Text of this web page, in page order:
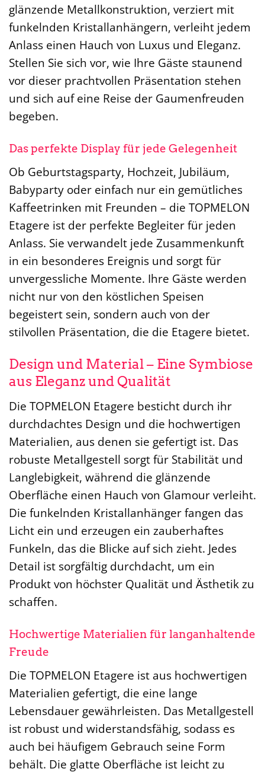
glänzende Metallkonstruktion, verziert mit
funkelnden Kristallanhängern, verleiht jedem
Anlass einen Hauch von Luxus und Eleganz.
Stellen Sie sich vor, wie Ihre Gäste staunend
vor dieser prachtvollen Präsentation stehen
und sich auf eine Reise der Gaumenfreuden
begeben.
Das perfekte Display für jede Gelegenheit
Ob Geburtstagsparty, Hochzeit, Jubiläum,
Babyparty oder einfach nur ein gemütliches
Kaffeetrinken mit Freunden – die TOPMELON
Etagere ist der perfekte Begleiter für jeden
Anlass. Sie verwandelt jede Zusammenkunft
in ein besonderes Ereignis und sorgt für
unvergessliche Momente. Ihre Gäste werden
nicht nur von den köstlichen Speisen
begeistert sein, sondern auch von der
stilvollen Präsentation, die die Etagere bietet.
Design und Material – Eine Symbiose
aus Eleganz und Qualität
Die TOPMELON Etagere besticht durch ihr
durchdachtes Design und die hochwertigen
Materialien, aus denen sie gefertigt ist. Das
robuste Metallgestell sorgt für Stabilität und
Langlebigkeit, während die glänzende
Oberfläche einen Hauch von Glamour verleiht.
Die funkelnden Kristallanhänger fangen das
Licht ein und erzeugen ein zauberhaftes
Funkeln, das die Blicke auf sich zieht. Jedes
Detail ist sorgfältig durchdacht, um ein
Produkt von höchster Qualität und Ästhetik zu
schaffen.
Hochwertige Materialien für langanhaltende
Freude
Die TOPMELON Etagere ist aus hochwertigen
Materialien gefertigt, die eine lange
Lebensdauer gewährleisten. Das Metallgestell
ist robust und widerstandsfähig, sodass es
auch bei häufigem Gebrauch seine Form
behält. Die glatte Oberfläche ist leicht zu